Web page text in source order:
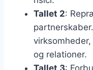
Tallet 2:
og relationer.
Tallet 3: